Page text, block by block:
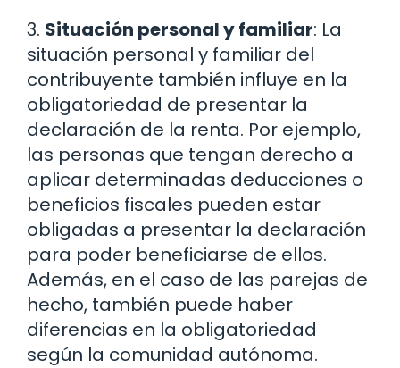
3. Situación personal y familiar: La
situación personal y familiar del
contribuyente también influye en la
obligatoriedad de presentar la
declaración de la renta. Por ejemplo,
las personas que tengan derecho a
aplicar determinadas deducciones o
beneficios fiscales pueden estar
obligadas a presentar la declaración
para poder beneficiarse de ellos.
Además, en el caso de las parejas de
hecho, también puede haber
diferencias en la obligatoriedad
según la comunidad autónoma.